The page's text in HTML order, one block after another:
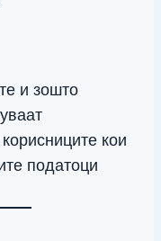
и зошто
кои
податоци